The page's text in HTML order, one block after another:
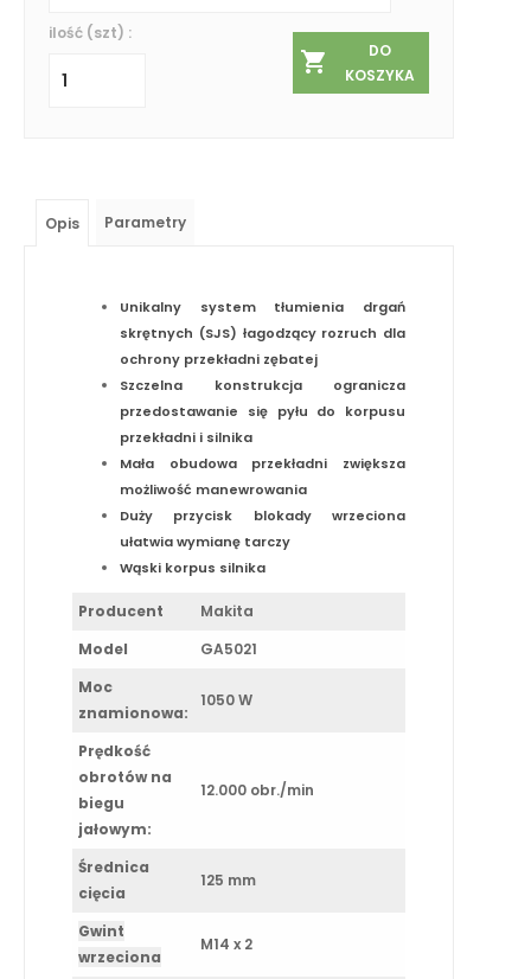
ilość (szt) :
DO
KOSZYKA
Opis Parametry
Unikalny system tłumienia drgań
skrętnych (SJS) łagodzący rozruch dla
ochrony przekładni zębatej
Szczelna konstrukcja ogranicza
przedostawanie się pyłu do korpusu
przekładni i silnika
Mała obudowa przekładni zwiększa
możliwość manewrowania
Duży przycisk blokady wrzeciona
ułatwia wymianę tarczy
Wąski korpus silnika
Producent
Makita
Model
GA5021
Moc
znamionowa:
1050 W
Prędkość
obrotów na
biegu
jałowym:
12.000 obr./min
Średnica
cięcia
125 mm
Gwint
wrzeciona
M14 x 2